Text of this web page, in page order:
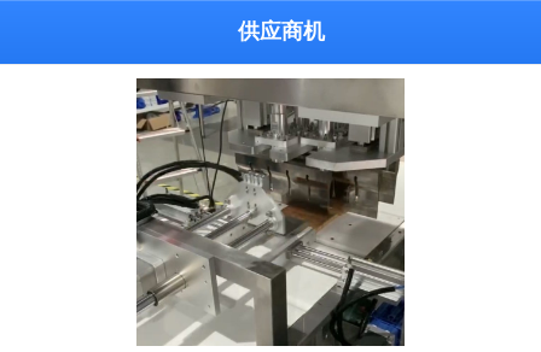
供应商机